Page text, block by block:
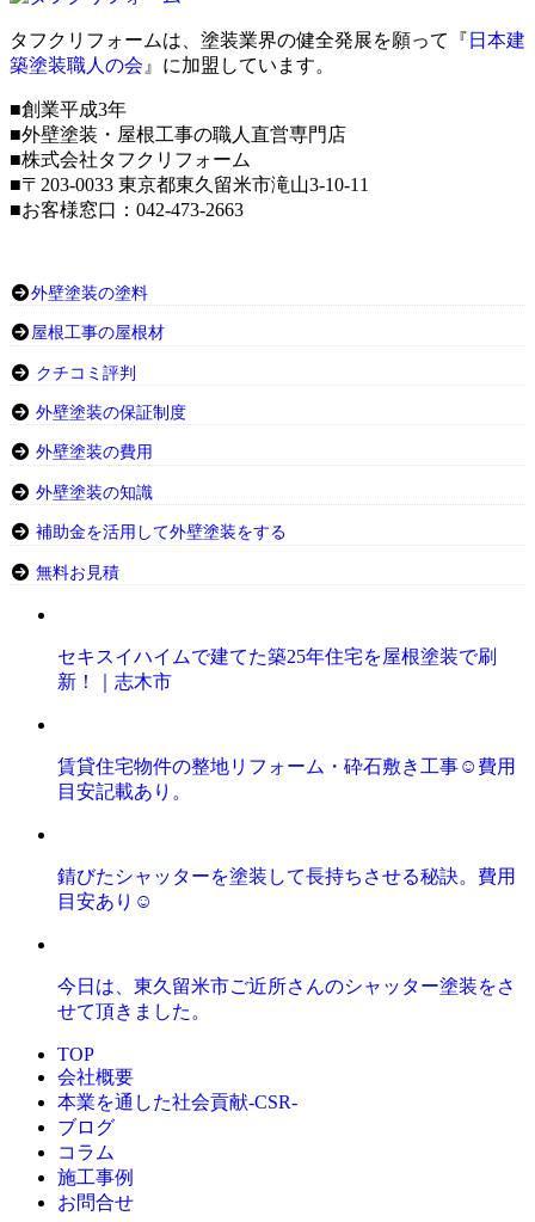
タフクリフォームは、塗装業界の健全発展を願って『 日本建
築塗装職人の会 』に加盟しています。
■創業平成3年
■外壁塗装・屋根工事の職人直営専門店
■株式会社タフクリフォーム
■〒203-0033 東京都東久留米市滝山3-10-11
■お客様窓口：042-473-2663
外壁塗装の塗料
屋根工事の屋根材
クチコミ評判
外壁塗装の保証制度
外壁塗装の費用
外壁塗装の知識
補助金を活用して外壁塗装をする
無料お見積
セキスイハイムで建てた築25年住宅を屋根塗装で刷
新！｜志木市
賃貸住宅物件の整地リフォーム・砕石敷き工事☺️費用
目安記載あり。
錆びたシャッターを塗装して長持ちさせる秘訣。費用
目安あり☺️
今日は、東久留米市ご近所さんのシャッター塗装をさ
せて頂きました。
TOP
会社概要
本業を通した社会貢献-CSR-
ブログ
コラム
施工事例
お問合せ